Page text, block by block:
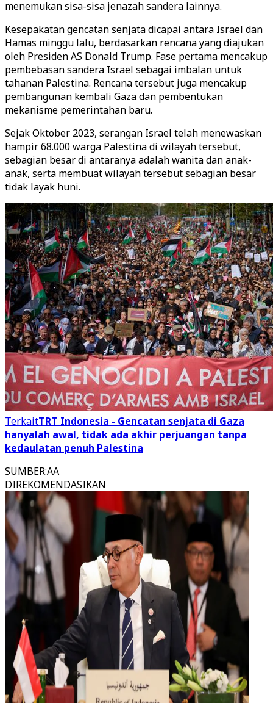
menemukan sisa-sisa jenazah sandera lainnya.
Kesepakatan gencatan senjata dicapai antara Israel dan
Hamas minggu lalu, berdasarkan rencana yang diajukan
oleh Presiden AS Donald Trump. Fase pertama mencakup
pembebasan sandera Israel sebagai imbalan untuk
tahanan Palestina. Rencana tersebut juga mencakup
pembangunan kembali Gaza dan pembentukan
mekanisme pemerintahan baru.
Sejak Oktober 2023, serangan Israel telah menewaskan
hampir 68.000 warga Palestina di wilayah tersebut,
sebagian besar di antaranya adalah wanita dan anak-
anak, serta membuat wilayah tersebut sebagian besar
tidak layak huni.
TerkaitTRT Indonesia - Gencatan senjata di Gaza
hanyalah awal, tidak ada akhir perjuangan tanpa
kedaulatan penuh Palestina
SUMBER:AA
DIREKOMENDASIKAN